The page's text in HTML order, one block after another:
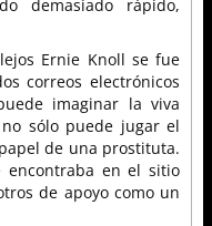
demasiado rápido,
Ernie Knoll se fue
correos electrónicos
imaginar la viva
sólo puede jugar el
de una prostituta.
en el sitio
de apoyo como un